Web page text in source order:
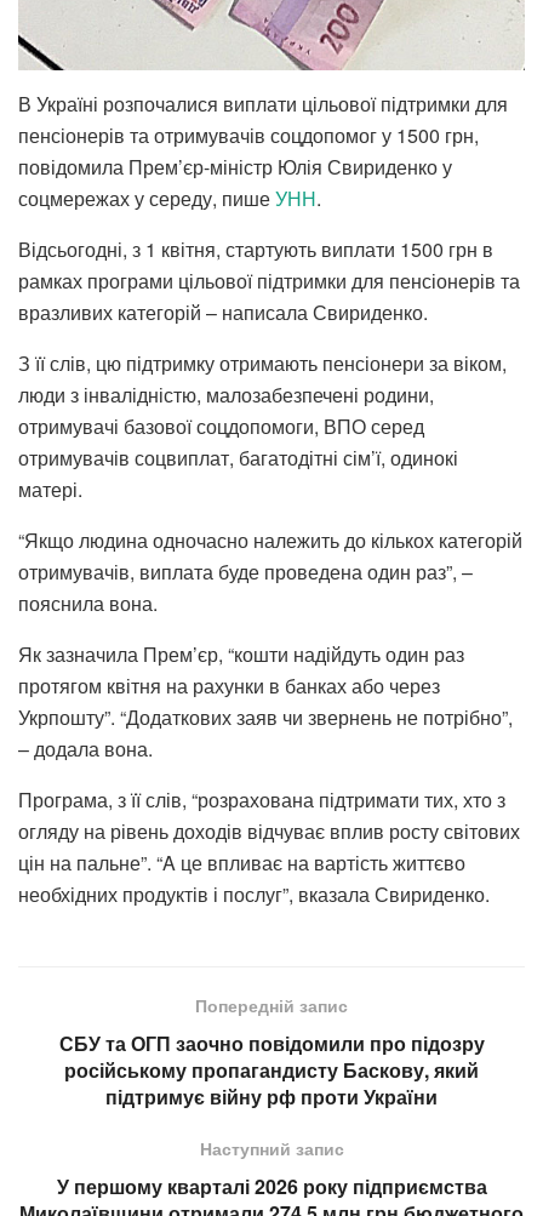
В Україні розпочалися виплати цільової підтримки для
пенсіонерів та отримувачів соцдопомог у 1500 грн,
повідомила Прем’єр-міністр Юлія Свириденко у
соцмережах у середу, пишеУНН.
Відсьогодні, з 1 квітня, стартують виплати 1500 грн в
рамках програми цільової підтримки для пенсіонерів та
вразливих категорій – написала Свириденко.
З її слів, цю підтримку отримають пенсіонери за віком,
люди з інвалідністю, малозабезпечені родини,
отримувачі базової соцдопомоги, ВПО серед
отримувачів соцвиплат, багатодітні сім’ї, одинокі
матері.
“Якщо людина одночасно належить до кількох категорій
отримувачів, виплата буде проведена один раз”, –
пояснила вона.
Як зазначила Прем’єр, “кошти надійдуть один раз
протягом квітня на рахунки в банках або через
Укрпошту”. “Додаткових заяв чи звернень не потрібно”,
– додала вона.
Програма, з її слів, “розрахована підтримати тих, хто з
огляду на рівень доходів відчуває вплив росту світових
цін на пальне”. “A це впливає на вартість життєво
необхідних продуктів і послуг”, вказала Свириденко.
Попередній запис
СБУ та ОГП заочно повідомили про підозру
російському пропагандисту Баскову, який
підтримує війну рф проти України
Наступний запис
У першому кварталі 2026 року підприємства